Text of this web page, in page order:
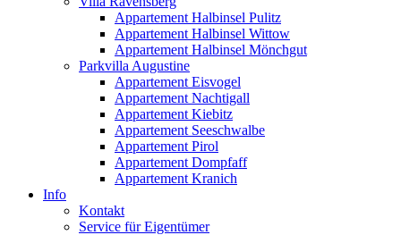
Appartement Halbinsel Pulitz
Appartement Halbinsel Wittow
Appartement Halbinsel Mönchgut
Parkvilla Augustine
Appartement Eisvogel
Appartement Nachtigall
Appartement Kiebitz
Appartement Seeschwalbe
Appartement Pirol
Appartement Dompfaff
Appartement Kranich
Info
Kontakt
Service für Eigentümer